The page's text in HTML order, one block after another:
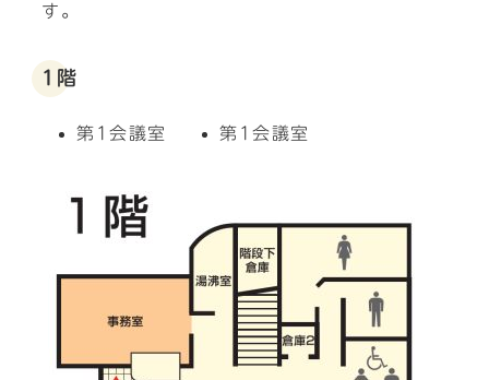
す。
1階
第1会議室 第1会議室